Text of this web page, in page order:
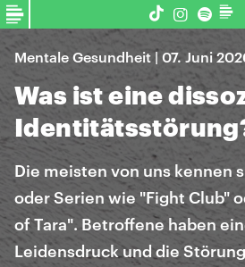
Mentale Gesundheit | 07. Juni
Was ist eine
Die meisten von uns kennen
oder Serien wie "Fight Club"
of Tara". Betroffene haben
Leidensdruck und die